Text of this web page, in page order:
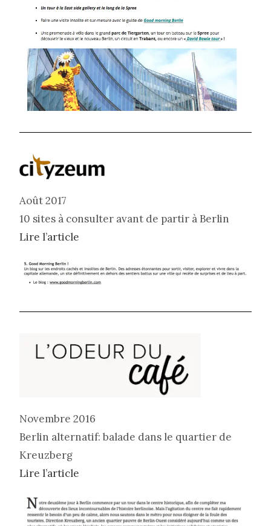
Août 2017
10 sites à consulter avant de partir à Berlin
Lire l’article
Novembre 2016
Berlin alternatif: balade dans le quartier de
Kreuzberg
Lire l’article